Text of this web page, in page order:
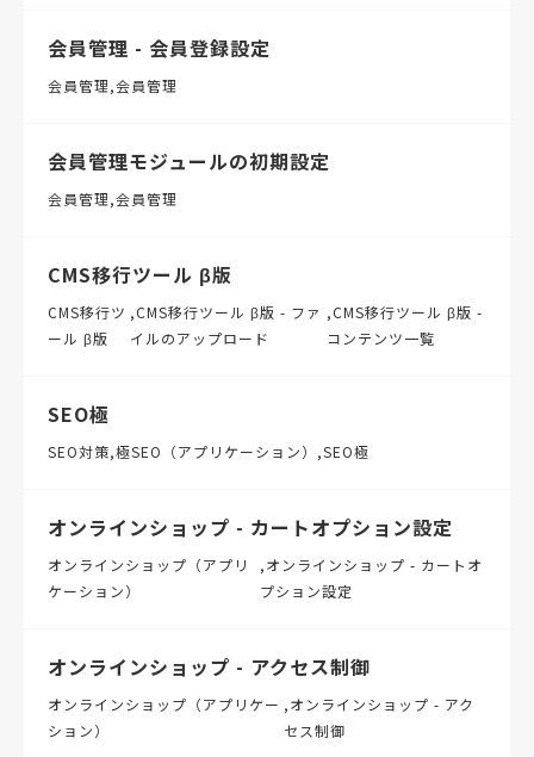
会員管理 - 会員登録設定
会員管理 会員管理
会員管理モジュールの初期設定
会員管理 会員管理
CMS移行ツール β版
CMS移行ツ
ール β版
CMS移行ツール β版 - ファ
イルのアップロード
CMS移行ツール β版 -
コンテンツ一覧
SEO極
SEO対策 極SEO（アプリケーション） SEO極
オンラインショップ - カートオプション設定
オンラインショップ（アプリ
ケーション）
オンラインショップ - カートオ
プション設定
オンラインショップ - アクセス制御
オンラインショップ（アプリケー
ション）
オンラインショップ - アク
セス制御